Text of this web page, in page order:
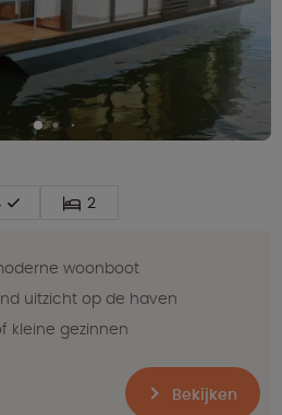
2
woonboot
uitzicht op de haven
kleine gezinnen
Bekijken